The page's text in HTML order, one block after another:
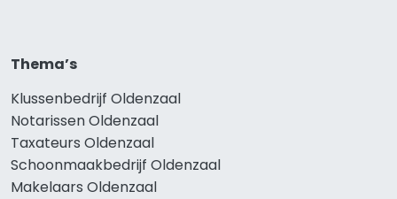
Thema’s
Klussenbedrijf Oldenzaal
Notarissen Oldenzaal
Taxateurs Oldenzaal
Schoonmaakbedrijf Oldenzaal
Makelaars Oldenzaal